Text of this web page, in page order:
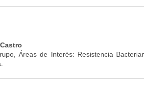
Áreas de Interés: Resistencia